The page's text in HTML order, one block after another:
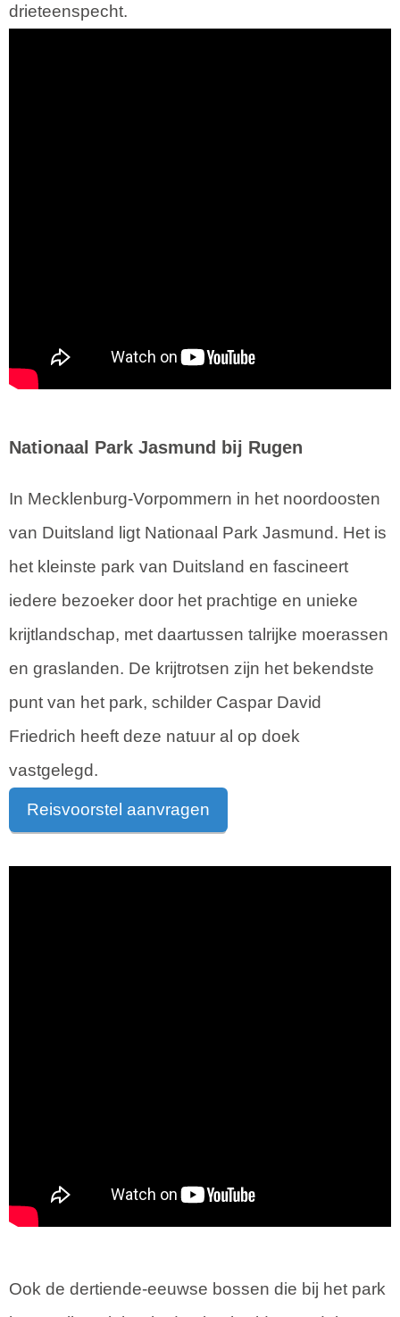
drieteenspecht.
Nationaal Park Jasmund bij Rugen
In Mecklenburg-Vorpommern in het noordoosten
van Duitsland ligt Nationaal Park Jasmund. Het is
het kleinste park van Duitsland en fascineert
iedere bezoeker door het prachtige en unieke
krijtlandschap, met daartussen talrijke moerassen
en graslanden. De krijtrotsen zijn het bekendste
punt van het park, schilder Caspar David
Friedrich heeft deze natuur al op doek
vastgelegd.
Reisvoorstel aanvragen
Ook de dertiende-eeuwse bossen die bij het park